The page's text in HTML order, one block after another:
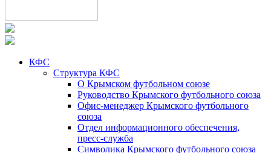
КФС
Структура КФС
О Крымском футбольном союзе
Руководство Крымского футбольного союза
Офис-менеджер Крымского футбольного
союза
Отдел информационного обеспечения,
пресс-служба
Символика Крымского футбольного союза